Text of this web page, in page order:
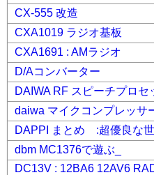
CX-555 改造
CXA1019 ラジオ基板
CXA1691 : AMラジオ
D/Aコンバーター
DAIWA RF スピーチプロ
daiwa マイクコンプレッサ
DAPPI まとめ :超優良な
dbm MC1376で遊ぶ_
DC13V : 12BA6 12AV6